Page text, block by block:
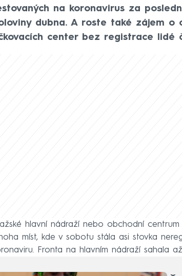
na koronavirus za
dubna. A roste také zájem o
center bez registrace lidé
hlavní nádraží nebo obchodní
míst, kde v sobotu stála asi stovka
Fronta na hlavním nádraží sahala